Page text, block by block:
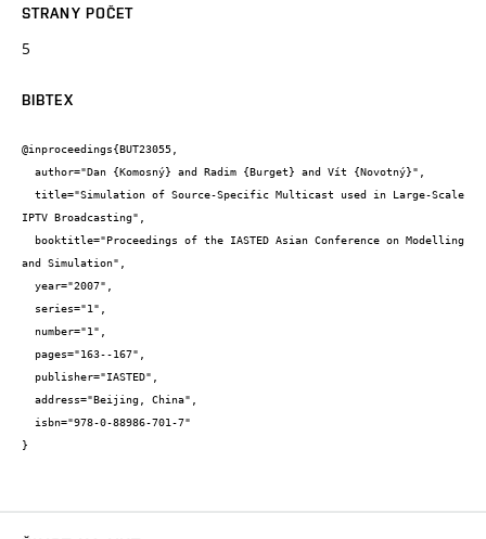
STRANY POČET
5
BIBTEX
@inproceedings{BUT23055,
IPTV Broadcasting",
and Simulation",
}